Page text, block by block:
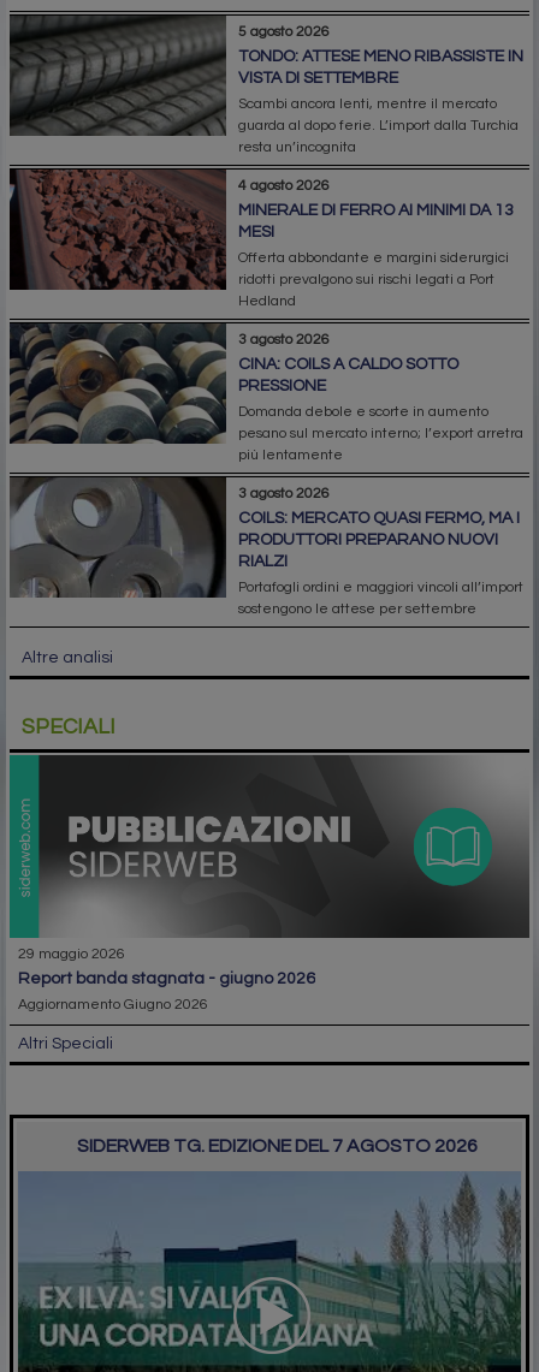
5 agosto 2026
TONDO: ATTESE MENO RIBASSISTE IN
VISTA DI SETTEMBRE
Scambi ancora lenti, mentre il mercato
guarda al dopo ferie. L’import dalla Turchia
resta un’incognita
4 agosto 2026
MINERALE DI FERRO AI MINIMI DA 13
MESI
Offerta abbondante e margini siderurgici
ridotti prevalgono sui rischi legati a Port
Hedland
3 agosto 2026
CINA: COILS A CALDO SOTTO
PRESSIONE
Domanda debole e scorte in aumento
pesano sul mercato interno; l’export arretra
più lentamente
3 agosto 2026
COILS: MERCATO QUASI FERMO, MA I
PRODUTTORI PREPARANO NUOVI
RIALZI
Portafogli ordini e maggiori vincoli all’import
sostengono le attese per settembre
Altre analisi
SPECIALI
29 maggio 2026
report banda stagnata - giugno 2026
Aggiornamento Giugno 2026
Altri Speciali
SIDERWEB TG. EDIZIONE DEL 7 AGOSTO 2026